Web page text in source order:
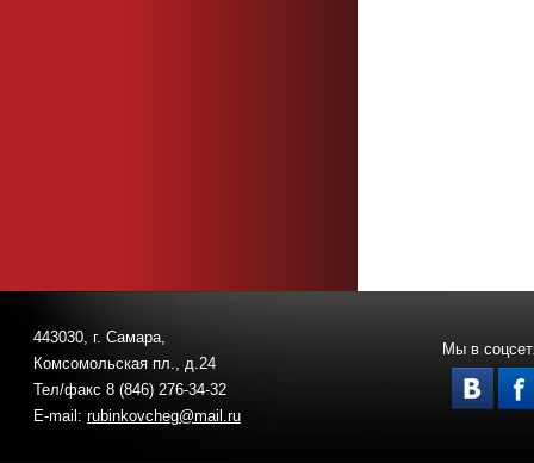
443030, г. Самара,
Комсомольская пл., д.24
Тел/факс 8 (846) 276-34-32
E-mail: rubinkovcheg@mail.ru
Мы в